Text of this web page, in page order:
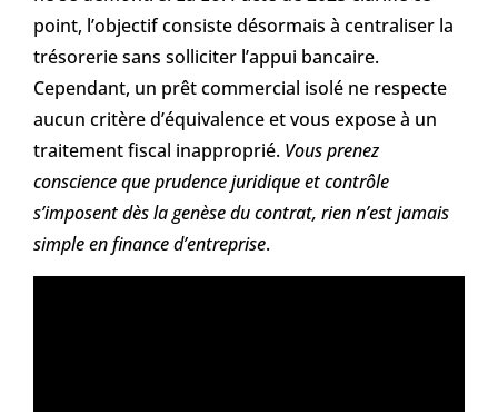
point, l’objectif consiste désormais à centraliser la
trésorerie sans solliciter l’appui bancaire.
Cependant, un prêt commercial isolé ne respecte
aucun critère d’équivalence et vous expose à un
traitement fiscal inapproprié. Vous prenez
conscience que prudence juridique et contrôle
s’imposent dès la genèse du contrat, rien n’est jamais
simple en finance d’entreprise.